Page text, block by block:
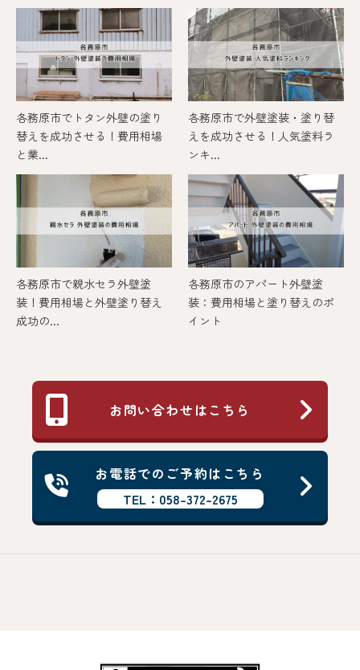
各務原市でトタン外壁の塗り
替えを成功させる！費用相場
と業...
各務原市で外壁塗装・塗り替
えを成功させる！人気塗料ラ
ンキ...
各務原市で親水セラ外壁塗
装！費用相場と外壁塗り替え
成功の...
各務原市のアパート外壁塗
装：費用相場と塗り替えのポ
イント
お問い合わせはこちら
お電話でのご予約はこちら
TEL：058-372-2675